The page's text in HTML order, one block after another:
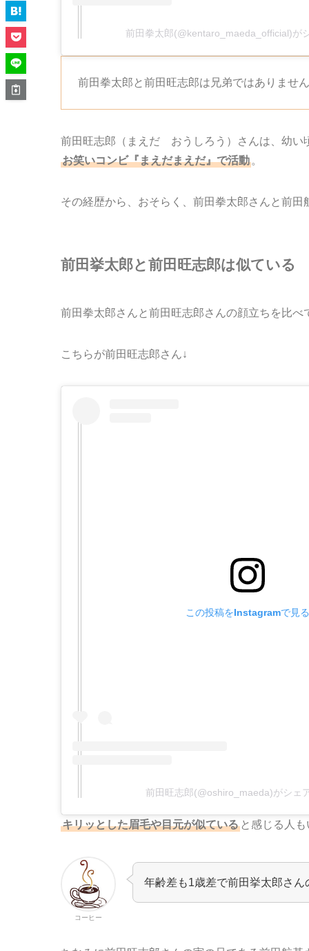
前田拳太郎(@kentaro_maeda_official)が
前田拳太郎と前田旺志郎は兄弟ではありませ
前田旺志郎（まえだ おうしろう）さんは、幼
お笑いコンビ『まえだまえだ』で活動 。
その経歴から、おそらく、前田拳太郎さんと前
前田挙太郎と前田旺志郎は似ている
前田拳太郎さんと前田旺志郎さんの顔立ちを比
こちらが前田旺志郎さん↓
この投稿をInstagramで見る
前田旺志郎(@oshiro_maeda)がシェ
キリッとした眉毛や目元が似ている と感じる人
コーヒー
年齢差も1歳差で前田挙太郎さ